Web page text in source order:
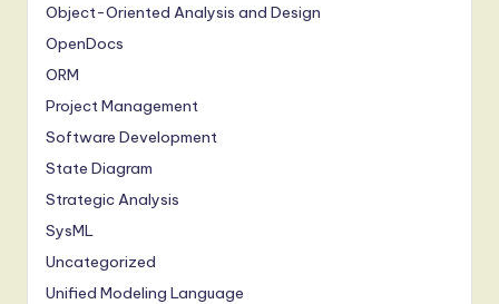
Object-Oriented Analysis and Design
OpenDocs
ORM
Project Management
Software Development
State Diagram
Strategic Analysis
SysML
Uncategorized
Unified Modeling Language